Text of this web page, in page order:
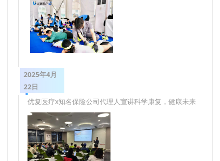
2025年4月
22日
优复医疗x知名保险公司代理人宣讲科学康复，健康未来